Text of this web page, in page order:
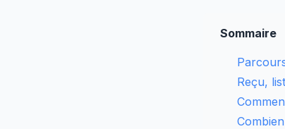
Sommaire
Reçu,